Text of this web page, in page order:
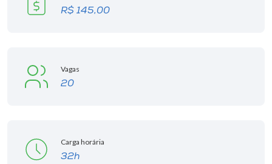
R$ 145,00
Vagas
20
Carga horária
32h